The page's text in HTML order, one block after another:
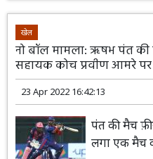
खेल
नो बॉल मामला: ऋषभ पंत
सहायक कोच प्रवीण आमरे
23 Apr 2022 16:42:13
पंत की मैच
लगा एक मैच